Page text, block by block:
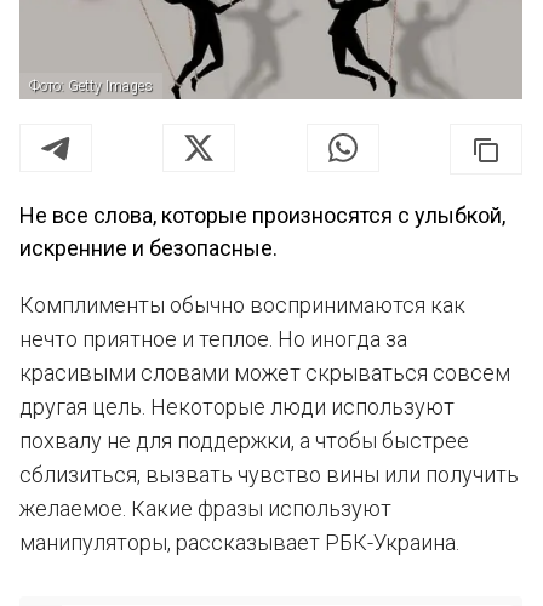
Фото: Getty Images
Не все слова, которые произносятся с улыбкой,
искренние и безопасные.
Комплименты обычно воспринимаются как
нечто приятное и теплое. Но иногда за
красивыми словами может скрываться совсем
другая цель. Некоторые люди используют
похвалу не для поддержки, а чтобы быстрее
сблизиться, вызвать чувство вины или получить
желаемое. Какие фразы используют
манипуляторы, рассказывает РБК-Украина.